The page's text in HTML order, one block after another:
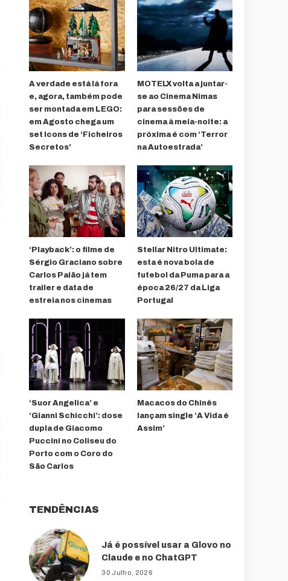
A verdade está lá fora
e, agora, também pode
ser montada em LEGO:
em Agosto chega um
set Icons de ‘Ficheiros
Secretos’
MOTELX volta a juntar-
se ao Cinema Nimas
para sessões de
cinema à meia-noite: a
próxima é com ‘Terror
na Autoestrada’
‘Playback’: o filme de
Sérgio Graciano sobre
Carlos Paião já tem
trailer e data de
estreia nos cinemas
Stellar Nitro Ultimate:
esta é nova bola de
futebol da Puma para a
época 26/27 da Liga
Portugal
‘Suor Angelica’ e
‘Gianni Schicchi’: dose
dupla de Giacomo
Puccini no Coliseu do
Porto com o Coro do
São Carlos
Macacos do Chinês
lançam single ‘A Vida é
Assim’
TENDÊNCIAS
Já é possível usar a Glovo no
Claude e no ChatGPT
30 Julho, 2026